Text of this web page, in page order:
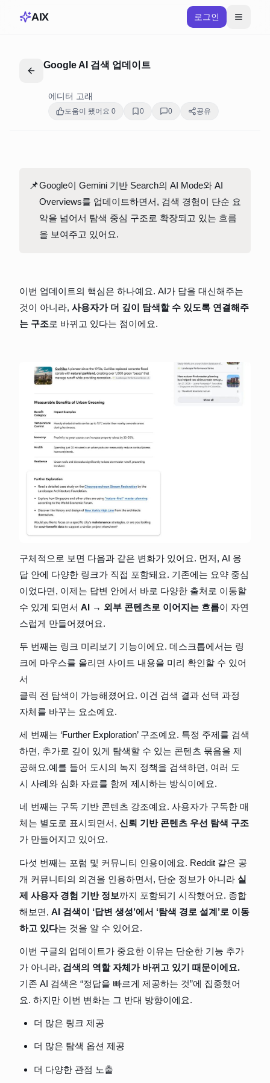
AIX 로그인
Google AI 검색 업데이트
에디터 고래
도움이 됐어요 0 0 0 공유
📌Google이 Gemini 기반 Search의 AI Mode와 AI
Overviews를 업데이트하면서, 검색 경험이 단순 요
약을 넘어서 탐색 중심 구조로 확장되고 있는 흐름
을 보여주고 있어요.
이번 업데이트의 핵심은 하나예요. AI가 답을 대신해주는
것이 아니라, 사용자가 더 깊이 탐색할 수 있도록 연결해주
는 구조로 바뀌고 있다는 점이에요.
구체적으로 보면 다음과 같은 변화가 있어요. 먼저, AI 응
답 안에 다양한 링크가 직접 포함돼요. 기존에는 요약 중심
이었다면, 이제는 답변 안에서 바로 다양한 출처로 이동할
수 있게 되면서 AI → 외부 콘텐츠로 이어지는 흐름이 자연
스럽게 만들어졌어요.
두 번째는 링크 미리보기 기능이에요. 데스크톱에서는 링
크에 마우스를 올리면 사이트 내용을 미리 확인할 수 있어
서
클릭 전 탐색이 가능해졌어요. 이건 검색 결과 선택 과정
자체를 바꾸는 요소예요.
세 번째는 ‘Further Exploration’ 구조예요. 특정 주제를 검색
하면, 추가로 깊이 있게 탐색할 수 있는 콘텐츠 묶음을 제
공해요.예를 들어 도시의 녹지 정책을 검색하면, 여러 도
시 사례와 심화 자료를 함께 제시하는 방식이에요.
네 번째는 구독 기반 콘텐츠 강조예요. 사용자가 구독한 매
체는 별도로 표시되면서, 신뢰 기반 콘텐츠 우선 탐색 구조
가 만들어지고 있어요.
다섯 번째는 포럼 및 커뮤니티 인용이에요. Reddit 같은 공
개 커뮤니티의 의견을 인용하면서, 단순 정보가 아니라 실
제 사용자 경험 기반 정보까지 포함되기 시작했어요. 종합
해보면, AI 검색이 ‘답변 생성’에서 ‘탐색 경로 설계’로 이동
하고 있다는 것을 알 수 있어요.
이번 구글의 업데이트가 중요한 이유는 단순한 기능 추가
가 아니라, 검색의 역할 자체가 바뀌고 있기 때문이에요.
기존 AI 검색은 “정답을 빠르게 제공하는 것”에 집중했어
요. 하지만 이번 변화는 그 반대 방향이에요.
더 많은 링크 제공
더 많은 탐색 옵션 제공
더 다양한 관점 노출